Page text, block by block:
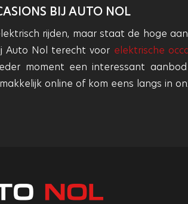
BIJ AUTO NOL
rijden, maar staat de hoge
Auto Nol terecht voor elektrische
moment een interessant
online of kom eens langs in